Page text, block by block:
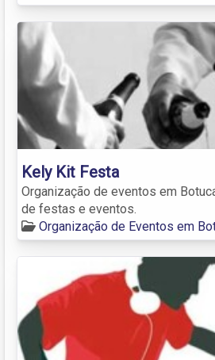
Kely Kit Festa
Organização de eventos em
de festas e eventos.
Organização de Eventos em